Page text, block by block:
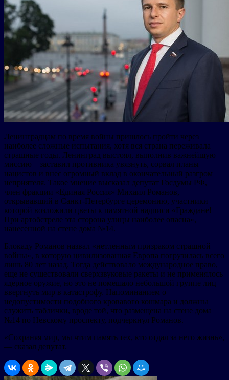
Ленинградцам по время войны пришлось пройти через
наиболее сложные испытания, хотя вся страна переживала
страшные годы. Ленинград выстоял, выполнив важнейшую
миссию – заставил противника увязнуть, сорвал планы
нацистов и внес огромный вклад в окончательный разгром
неприятеля. Такое мнение высказал депутат Госдумы РФ,
член фракции «Единая Россия» Михаил Романов,
открывавший в Санкт-Петербурге церемонию, участники
которой возложили цветы к памятной надписи «Граждане!
При артобстреле эта сторона улицы наиболее опасна»,
нанесенной на стене дома №14.
Блокаду Романов назвал «нетленным призраком страшной
войны», в которую цивилизованная Европа погрузилась всего
лишь 80 лет назад. Тогда действовало международное право,
еще не существовали сверхзвуковые ракеты и не применялось
ядерное оружие, но это не помешало небольшой группе лиц
ввергнуть мир в катастрофу. Напоминанием о
недопустимости подобного кровавого кошмара и должны
служить таблички, вроде той, что размещена на стене дома
№14 по Невскому проспекту, подчеркнул Романов.
«Сохраняя мир, мы чтим память тех, кто отдал за него жизнь»,
— сказал депутат.